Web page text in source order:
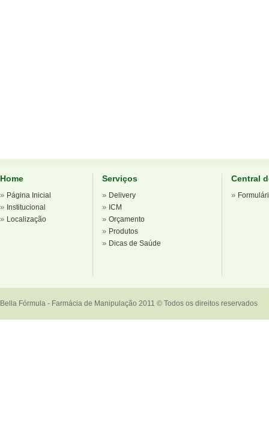
Home
» Página Inicial
» Institucional
» Localização
Serviços
» Delivery
» ICM
» Orçamento
» Produtos
» Dicas de Saúde
Central
»
Bella Fórmula - Farmácia de Manipulação 2011 © Todos os direitos reservados